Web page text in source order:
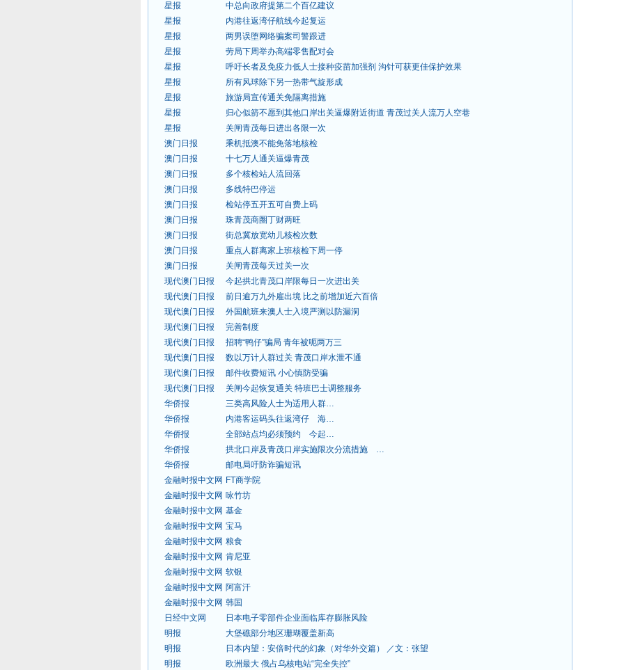
星报
中总向政府提第二个百亿建议
星报
内港往返湾仔航线今起复运
星报
两男误堕网络骗案司警跟进
星报
劳局下周举办高端零售配对会
星报
呼吁长者及免疫力低人士接种疫苗加强剂 沟针可获更佳保护效果
星报
所有风球除下另一热带气旋形成
星报
旅游局宣传通关免隔离措施
星报
归心似箭不愿到其他口岸出关逼爆附近街道 青茂过关人流万人空巷
星报
关闸青茂每日进出各限一次
澳门日报
乘机抵澳不能免落地核检
澳门日报
十七万人通关逼爆青茂
澳门日报
多个核检站人流回落
澳门日报
多线特巴停运
澳门日报
检站停五开五可自费上码
澳门日报
珠青茂商圈丁财两旺
澳门日报
街总冀放宽幼儿核检次数
澳门日报
重点人群离家上班核检下周一停
澳门日报
关闸青茂每天过关一次
现代澳门日报
今起拱北青茂口岸限每日一次进出关
现代澳门日报
前日逾万九外雇出境 比之前增加近六百倍
现代澳门日报
外国航班来澳人士入境严测以防漏洞
现代澳门日报
完善制度
现代澳门日报
招聘“鸭仔”骗局 青年被呃两万三
现代澳门日报
数以万计人群过关 青茂口岸水泄不通
现代澳门日报
邮件收费短讯 小心慎防受骗
现代澳门日报
关闸今起恢复通关 特班巴士调整服务
华侨报
三类高风险人士为适用人群…
华侨报
内港客运码头往返湾仔 海…
华侨报
全部站点均必须预约 今起…
华侨报
拱北口岸及青茂口岸实施限次分流措施 …
华侨报
邮电局吁防诈骗短讯
金融时报中文网 FT商学院
金融时报中文网 咏竹坊
金融时报中文网 基金
金融时报中文网 宝马
金融时报中文网 粮食
金融时报中文网 肯尼亚
金融时报中文网 软银
金融时报中文网 阿富汗
金融时报中文网 韩国
日经中文网
日本电子零部件企业面临库存膨胀风险
明报
大堡礁部分地区珊瑚覆盖新高
明报
日本内望：安倍时代的幻象（对华外交篇） ／文：张望
明报
欧洲最大 俄占乌核电站“完全失控”